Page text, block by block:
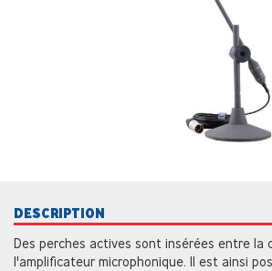
DESCRIPTION
Des perches actives sont insérées entre la
l'amplificateur microphonique. Il est ainsi